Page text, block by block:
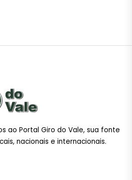
ao Portal Giro do Vale, sua fonte
nacionais e internacionais.